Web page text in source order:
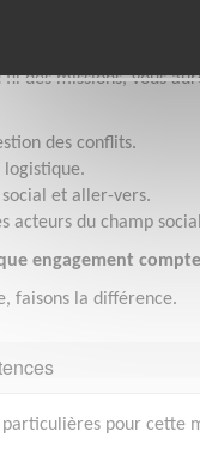
où chacun peut
« donner du temps »
des missions, vous
des conflits.
logistique.
et aller-vers.
acteurs du champ
engagement
faisons la différence.
particulières pour cette